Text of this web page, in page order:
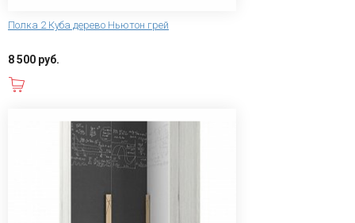
Полка 2 Куба дерево Ньютон грей
8 500 руб.